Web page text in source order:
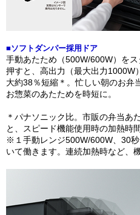
■ソフトダンパー採用ドア
手動あたため（500W/600W）を
押すと、高出力（最大出力1000W
大約38％短縮＊。忙しい朝のお弁
お惣菜のあたためを時短に。
＊パナソニック比。市販の弁当あ
と、スピード機能使用時の加熱時
※１手動レンジ500W/600W、30
いて働きます。連続加熱時など、